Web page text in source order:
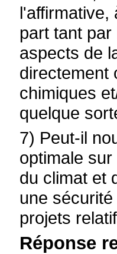
l'affirmative,
part tant
aspects de
directement
chimiques
quelque
7) Peut-il
optimale
du climat et
une
projets
Réponse